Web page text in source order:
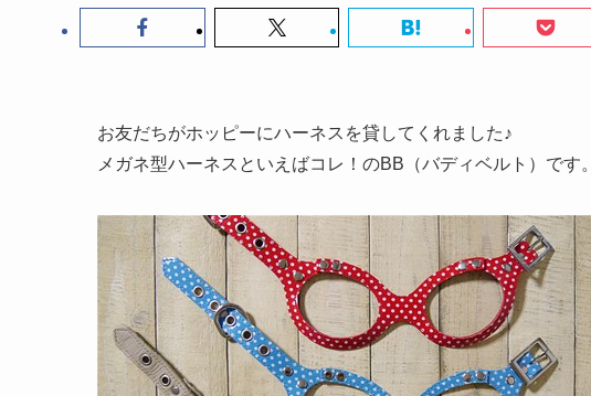
お友だちがホッピーにハーネスを貸してくれました♪
メガネ型ハーネスといえばコレ！のBB（バディベルト）です。